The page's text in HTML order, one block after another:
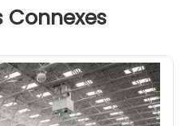
Connexes